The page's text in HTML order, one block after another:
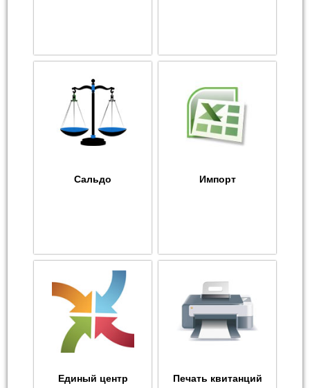
Сальдо Импорт
Единый центр Печать квитанций